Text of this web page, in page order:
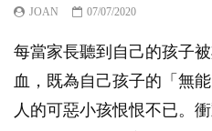
JOAN 07/07/2020
每當家長聽到自己的孩子
血，既為自己孩子的「無
人的可惡小孩恨恨不已。